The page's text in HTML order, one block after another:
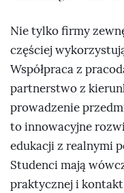
Nie tylko firmy
częściej
Współpraca z
partnerstwo z
prowadzenie
to innowacyjne
edukacji z realnymi
Studenci mają
praktycznej i